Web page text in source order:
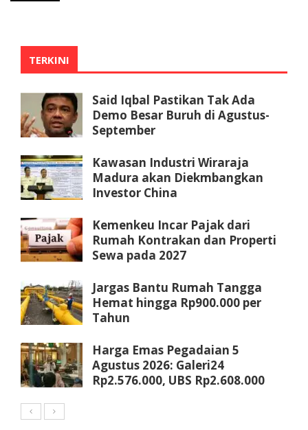
TERKINI
Said Iqbal Pastikan Tak Ada
Demo Besar Buruh di Agustus-
September
Kawasan Industri Wiraraja
Madura akan Diekmbangkan
Investor China
Kemenkeu Incar Pajak dari
Rumah Kontrakan dan Properti
Sewa pada 2027
Jargas Bantu Rumah Tangga
Hemat hingga Rp900.000 per
Tahun
Harga Emas Pegadaian 5
Agustus 2026: Galeri24
Rp2.576.000, UBS Rp2.608.000